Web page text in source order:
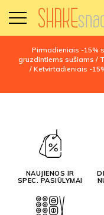
Pirmadieniais -15%
gruzdintiems sušiams /
/ Ketvirtadieniais -
NAUJIENOS IR
SPEC. PASIŪLYMAI